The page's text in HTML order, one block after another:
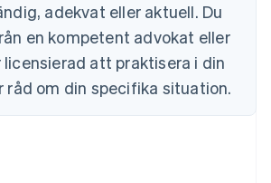
adekvat eller aktuell. Du
en kompetent advokat eller
licensierad att praktisera i din
råd om din specifika situation.